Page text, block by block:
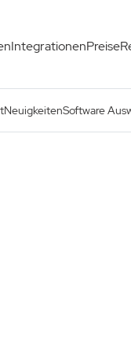
IntegrationenPreise
NeuigkeitenSoftware